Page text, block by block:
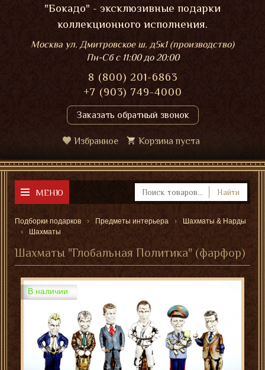
"Бокадо" - эксклюзивные подарки
коллекционного исполнения.
Москва ул. Дмитровское ш. д5к1 (производство)
Пн-Сбс 11:00 до 20:00
8 (800) 201-6863
+7 (903) 749-4000
Заказать обратный звонок
Избранное Корзина пуста
МЕНЮ Найти
Подборки подарков Предметы интерьера
Шахматы & Нарды
Шахматы
Шахматы "Глобальная Политика" (фарфор)
В наличии